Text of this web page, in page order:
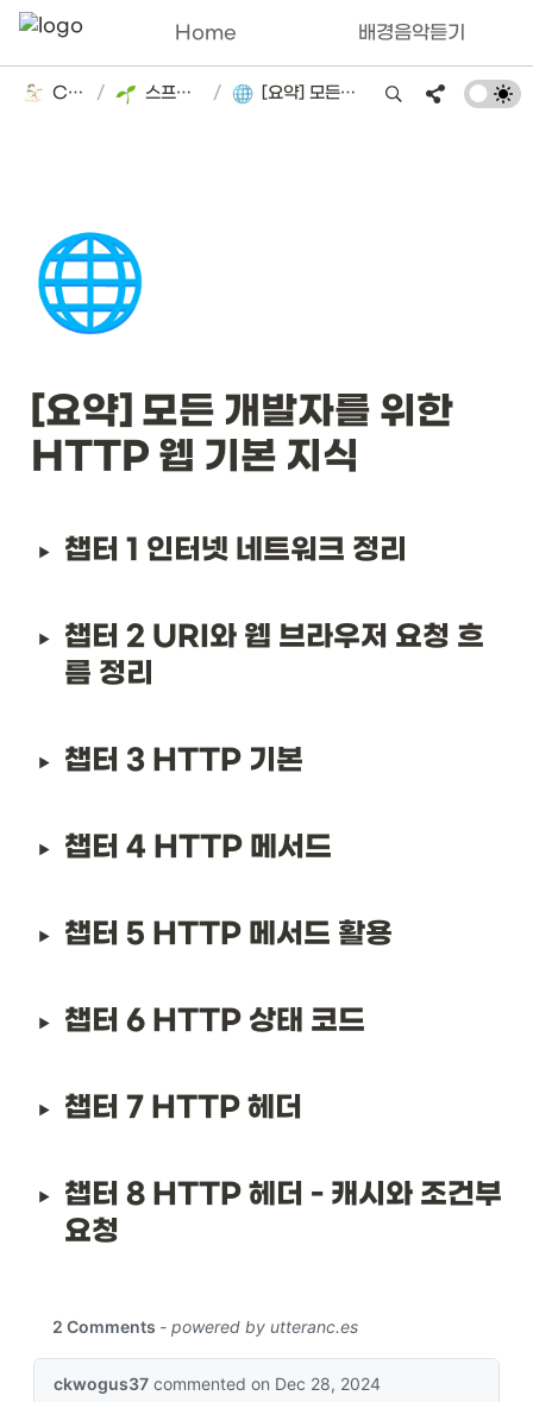
Home 배경음악듣기
Catsbi's DLog / 스프링 로드맵 스터디(김영한) / [요약] 모든 개발자를 위한 HTTP 웹 기본 지식
🌐
[요약] 모든 개발자를 위한
HTTP 웹 기본 지식
챕터 1 인터넷 네트워크 정리
챕터 2 URI와 웹 브라우저 요청 흐
름 정리
챕터 3 HTTP 기본
챕터 4 HTTP 메서드
챕터 5 HTTP 메서드 활용
챕터 6 HTTP 상태 코드
챕터 7 HTTP 헤더
챕터 8 HTTP 헤더 - 캐시와 조건부
요청